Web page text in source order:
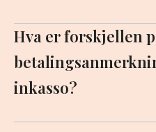
Hva er forskjellen
inkasso?